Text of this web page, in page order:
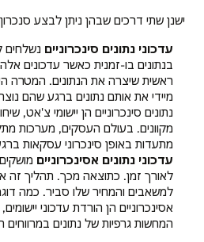
ישנן שתי דרכים שבהן ניתן לבצע סנכרון
עדכוני נתונים סינכרוניים נשלחים
בנתונים בו-זמנית כאשר עדכונים
ראשית שיצרה את הנתונים. המטרה
מיידי את אותם נתונים ברגע שהם
נתונים סינכרוניים הן יישומי צ'אט,
מקוונים. בעולם העסקים, מערכות
מתעדות באופן סינכרוני עסקאות
עדכוני נתונים אסינכרוניים
לאורך זמן. כתוצאה מכך. תהליך זה
למשאבים והמחיר שלו סביר. כמה
אסינכרוניים הן הורדת עדכוני
המחשות גרפיות של נתונים במרווחים